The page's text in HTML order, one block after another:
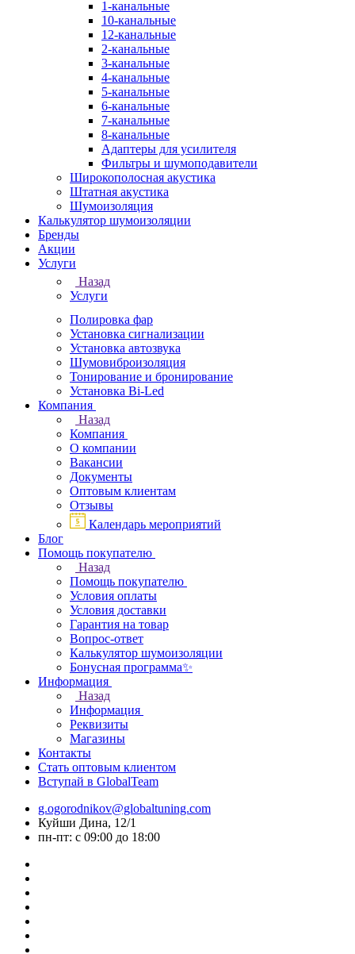
1-канальные
10-канальные
12-канальные
2-канальные
3-канальные
4-канальные
5-канальные
6-канальные
7-канальные
8-канальные
Адаптеры для усилителя
Фильтры и шумоподавители
Широкополосная акустика
Штатная акустика
Шумоизоляция
Калькулятор шумоизоляции
Бренды
Акции
Услуги
Назад
Услуги
Полировка фар
Установка сигнализации
Установка автозвука
Шумовиброизоляция
Тонирование и бронирование
Установка Bi-Led
Компания
Назад
Компания
О компании
Вакансии
Документы
Оптовым клиентам
Отзывы
Календарь мероприятий
Блог
Помощь покупателю
Назад
Помощь покупателю
Условия оплаты
Условия доставки
Гарантия на товар
Вопрос-ответ
Калькулятор шумоизоляции
Бонусная программа✨
Информация
Назад
Информация
Реквизиты
Магазины
Контакты
Стать оптовым клиентом
Вступай в GlobalTeam
g.ogorodnikov@globaltuning.com
Куйши Дина, 12/1
пн-пт: с 09:00 до 18:00